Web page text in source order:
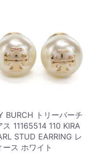
BURCH トリーバーチ
ス 11165514 110 KIRA
STUD EARRING レ
ース ホワイト